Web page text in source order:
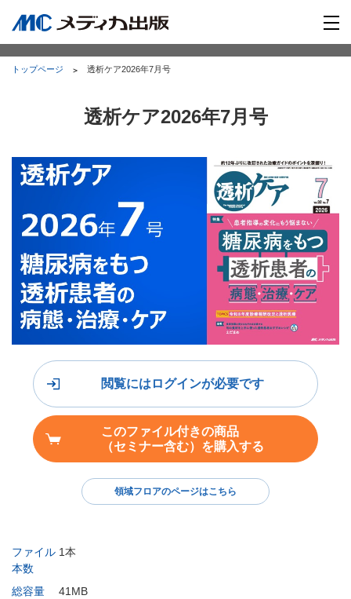
トップページ 透析ケア2026年7月号
透析ケア2026年7月号
ファイル
本数
1本
総容量
41MB
閲覧にはログインが必要です
このファイル付きの商品
（セミナー含む）を購入する
領域フロアのページはこちら